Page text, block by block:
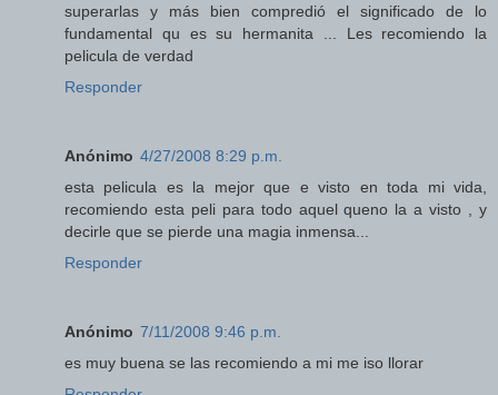
superarlas y más bien compredió el significado de lo
fundamental qu es su hermanita ... Les recomiendo la
pelicula de verdad
Responder
Anónimo 4/27/2008 8:29 p.m.
esta pelicula es la mejor que e visto en toda mi vida,
recomiendo esta peli para todo aquel queno la a visto , y
decirle que se pierde una magia inmensa...
Responder
Anónimo 7/11/2008 9:46 p.m.
es muy buena se las recomiendo a mi me iso llorar